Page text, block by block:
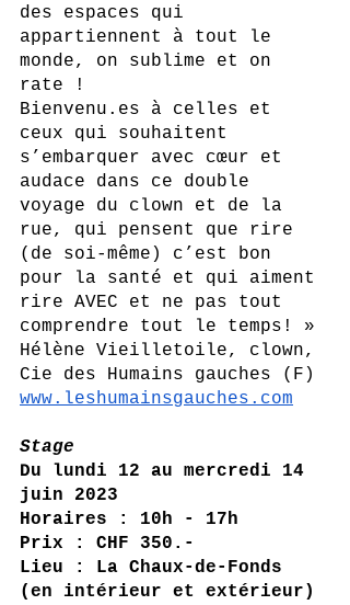
des espaces qui
appartiennent à tout le
monde, on sublime et on
rate !
Bienvenu.es à celles et
ceux qui souhaitent
s’embarquer avec cœur et
audace dans ce double
voyage du clown et de la
rue, qui pensent que rire
(de soi-même) c’est bon
pour la santé et qui aiment
rire AVEC et ne pas tout
comprendre tout le temps! »
Hélène Vieilletoile, clown,
Cie des Humains gauches (F)
www.leshumainsgauches.com
Stage
Du lundi 12 au mercredi 14
juin 2023
Horaires : 10h - 17h
Prix : CHF 350.-
Lieu : La Chaux-de-Fonds
(en intérieur et extérieur)